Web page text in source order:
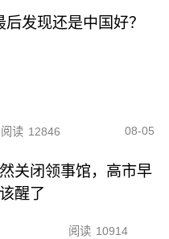
发现还是中国好？
阅读 12846 08-05
关闭领事馆，高市早
醒了
阅读 10914